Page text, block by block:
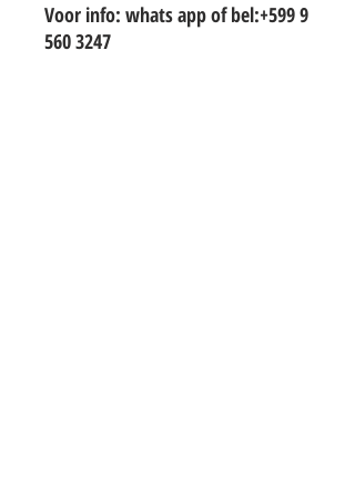
Voor info: whats app of bel:+599 9
560 3247